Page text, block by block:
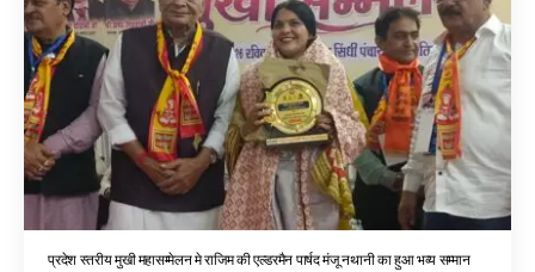
प्रदेश स्तरीय मुखी महासम्मेलन मे राजिम की एल्डरमैन पार्षद मंजू नथानी का हुआ भव्य सम्मान